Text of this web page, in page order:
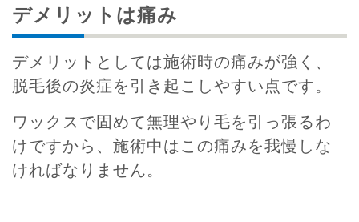
デメリットは痛み
デメリットとしては施術時の痛みが強く、
脱毛後の炎症を引き起こしやすい点です。
ワックスで固めて無理やり毛を引っ張るわ
けですから、施術中はこの痛みを我慢しな
ければなりません。